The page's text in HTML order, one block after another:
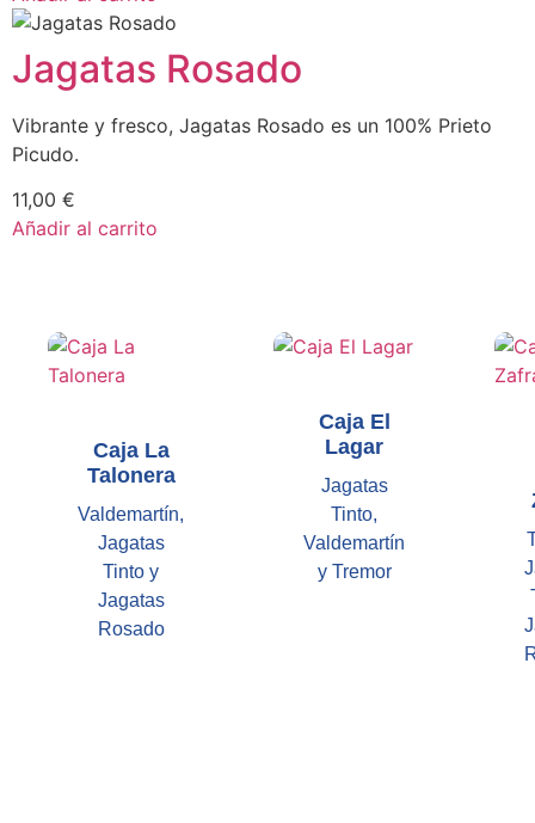
Jagatas Rosado
Vibrante y fresco, Jagatas Rosado es un 100% Prieto
Picudo.
11,00 €
Añadir al carrito
Caja La
Talonera
Valdemartín,
Jagatas
Tinto y
Jagatas
Rosado
Caja El
Lagar
Jagatas
Tinto,
Valdemartín
y Tremor